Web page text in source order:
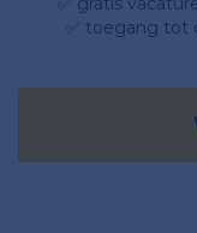
✅ toegang